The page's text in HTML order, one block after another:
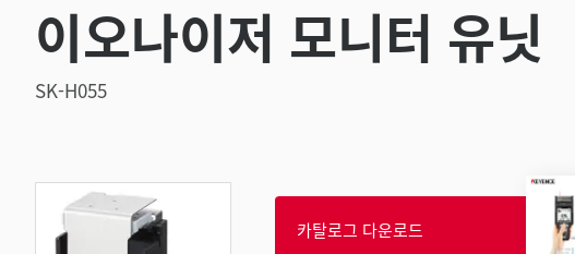
이오나이저 모니터 유닛
SK-H055
카탈로그 다운로드